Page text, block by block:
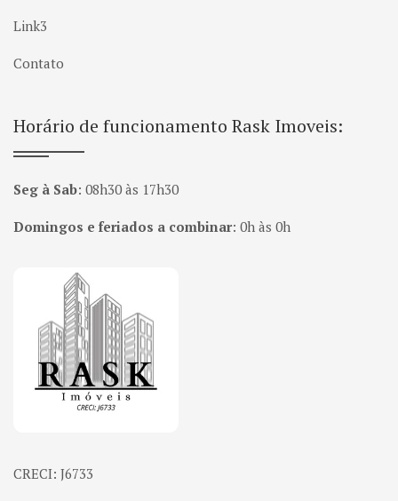
Link3
Contato
Horário de funcionamento Rask Imoveis:
Seg à Sab: 08h30 às 17h30
Domingos e feriados a combinar: 0h às 0h
Página inicial
CRECI: J6733